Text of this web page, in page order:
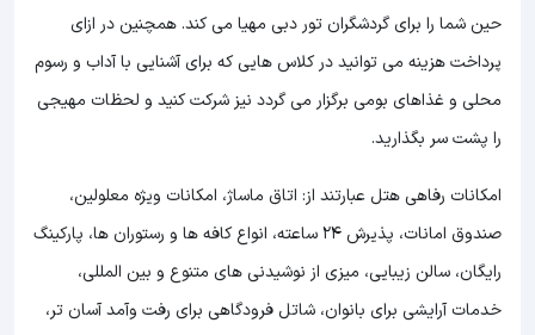
حین شما را برای گردشگران تور دبی مهیا می کند. همچنین در ازای
پرداخت هزینه می توانید در کلاس هایی که برای آشنایی با آداب و رسوم
محلی و غذاهای بومی برگزار می گردد نیز شرکت کنید و لحظات مهیجی
را پشت سر بگذارید.
امکانات رفاهی هتل عبارتند از: اتاق ماساژ، امکانات ویژه معلولین،
صندوق امانات، پذیرش 24 ساعته، انواع کافه ها و رستوران ها، پارکینگ
رایگان، سالن زیبایی، میزی از نوشیدنی های متنوع و بین المللی،
خدمات آرایشی برای بانوان، شاتل فرودگاهی برای رفت وآمد آسان تر،